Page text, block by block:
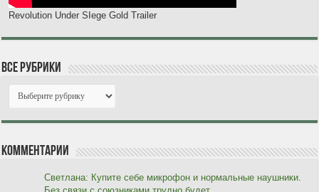
Revolution Under SIege Gold Trailer
Все рубрики
Комментарии
Светлана: Купите себе микрофон и нормальные наушники.